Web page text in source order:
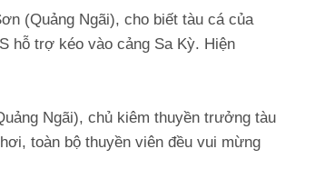
(Quảng Ngãi), cho biết tàu cá của
hỗ trợ kéo vào cảng Sa Kỳ. Hiện
Ngãi), chủ kiêm thuyền trưởng tàu
toàn bộ thuyền viên đều vui mừng